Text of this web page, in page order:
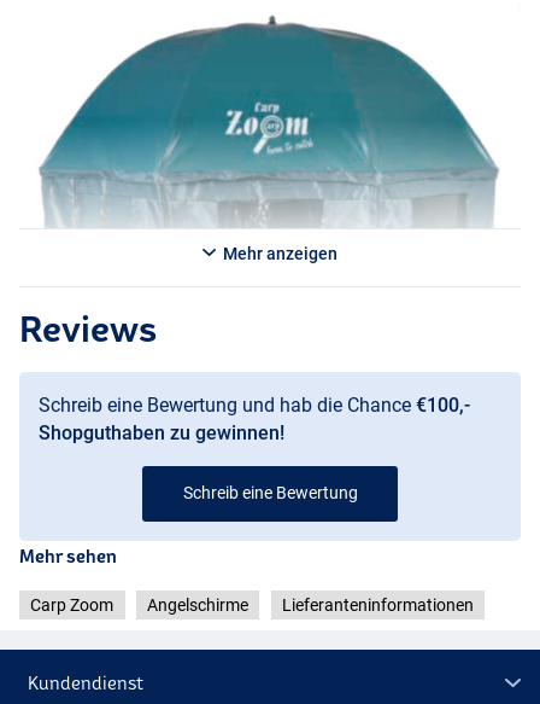
Mehr anzeigen
Reviews
Schreib eine Bewertung und hab die Chance €100,-
Shopguthaben zu gewinnen!
Schreib eine Bewertung
Mehr sehen
Carp Zoom Angelschirme Lieferanteninformationen
Kundendienst